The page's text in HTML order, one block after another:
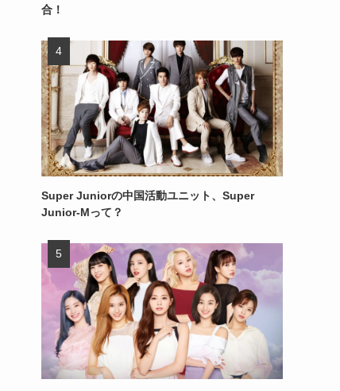
合！
Super Juniorの中国活動ユニット、Super
Junior-Mって？